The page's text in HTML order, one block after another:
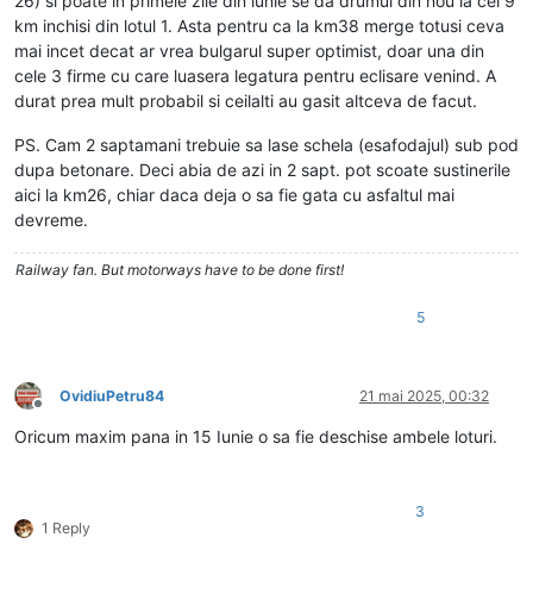
km inchisi din lotul 1. Asta pentru ca la km38 merge totusi ceva
mai incet decat ar vrea bulgarul super optimist, doar una din
cele 3 firme cu care luasera legatura pentru eclisare venind. A
durat prea mult probabil si ceilalti au gasit altceva de facut.
PS. Cam 2 saptamani trebuie sa lase schela (esafodajul) sub pod
dupa betonare. Deci abia de azi in 2 sapt. pot scoate sustinerile
aici la km26, chiar daca deja o sa fie gata cu asfaltul mai
devreme.
Railway fan. But motorways have to be done first!
5
Deconectat
OvidiuPetru84 21 mai 2025, 00:32
Oricum maxim pana in 15 Iunie o sa fie deschise ambele loturi.
1 Reply
3